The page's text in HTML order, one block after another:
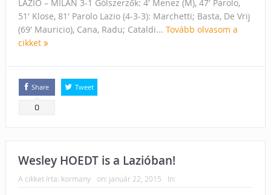
LAZIO – MILAN 3-1 Gólszerzők: 4′ Menez (M), 47′ Parolo,
51′ Klose, 81′ Parolo Lazio (4-3-3): Marchetti; Basta, De Vrij
(69′ Mauricio), Cana, Radu; Cataldi... Tovább olvasom a
cikket
Share
0
Tweet
Wesley HOEDT is a Lazióban!
A cikket írta: kormany on: január 22, 2015 In: